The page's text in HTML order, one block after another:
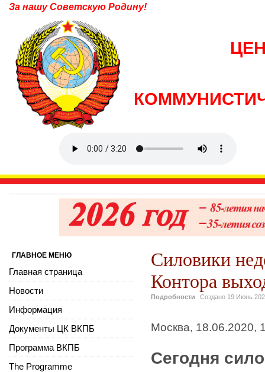
За нашу Советскую Родину!
Силовики
Контора
Подробности Создано 19 Июнь
Москва, 18.06.2020,
Сегодня
ГЛАВНОЕ МЕНЮ
Главная страница
Новости
Информация
Документы ЦК ВКПБ
Программа ВКПБ
The Programme